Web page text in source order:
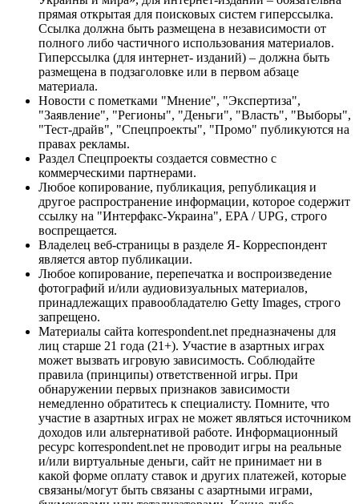
прямая открытая для поисковых систем гиперссылка.
Ссылка должна быть размещена в независимости от
полного либо частичного использования материалов.
Гиперссылка (для интернет- изданий) – должна быть
размещена в подзаголовке или в первом абзаце
материала.
Новости с пометками "Мнение", "Экспертиза",
"Заявление", "Регионы", "Деньги", "Власть", "Выборы",
"Тест-драйв", "Спецпроекты", "Промо" публикуются на
правах рекламы.
Раздел Спецпроекты создается совместно с
коммерческими партнерами.
Любое копирование, публикация, републикация и
другое распространение информации, которое содержит
ссылку на "Интерфакс-Украина", EPA / UPG, строго
воспрещается.
Владелец веб-страницы в разделе Я- Корреспондент
является автор публикации.
Любое копирование, перепечатка и воспроизведение
фотографий и/или аудиовизуальных материалов,
принадлежащих правообладателю Getty Images, строго
запрещено.
Материалы сайта korrespondent.net предназначены для
лиц старше 21 года (21+). Участие в азартных играх
может вызвать игровую зависимость. Соблюдайте
правила (принципы) ответственной игры. При
обнаружении первых признаков зависимости
немедленно обратитесь к специалисту. Помните, что
участие в азартных играх не может являться источником
доходов или альтернативой работе. Информационный
ресурс korrespondent.net не проводит игры на реальные
и/или виртуальные деньги, сайт не принимает ни в
какой форме оплату ставок и других платежей, которые
связаны/могут быть связаны с азартными играми,